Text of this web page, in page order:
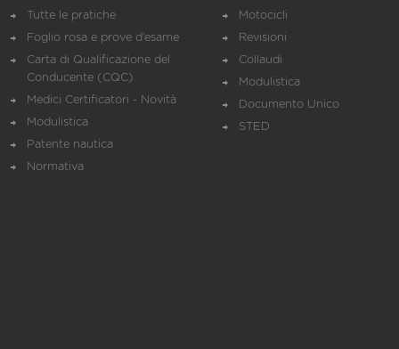
Tutte le pratiche
Foglio rosa e prove d’esame
Carta di Qualificazione del
Conducente (CQC)
Medici Certificatori - Novità
Modulistica
Patente nautica
Normativa
Motocicli
Revisioni
Collaudi
Modulistica
Documento Unico
STED